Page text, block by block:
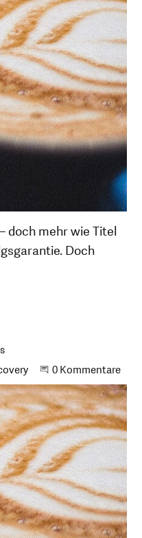
doch mehr wie Titel
Doch
Beginne eine
0 Kommentare